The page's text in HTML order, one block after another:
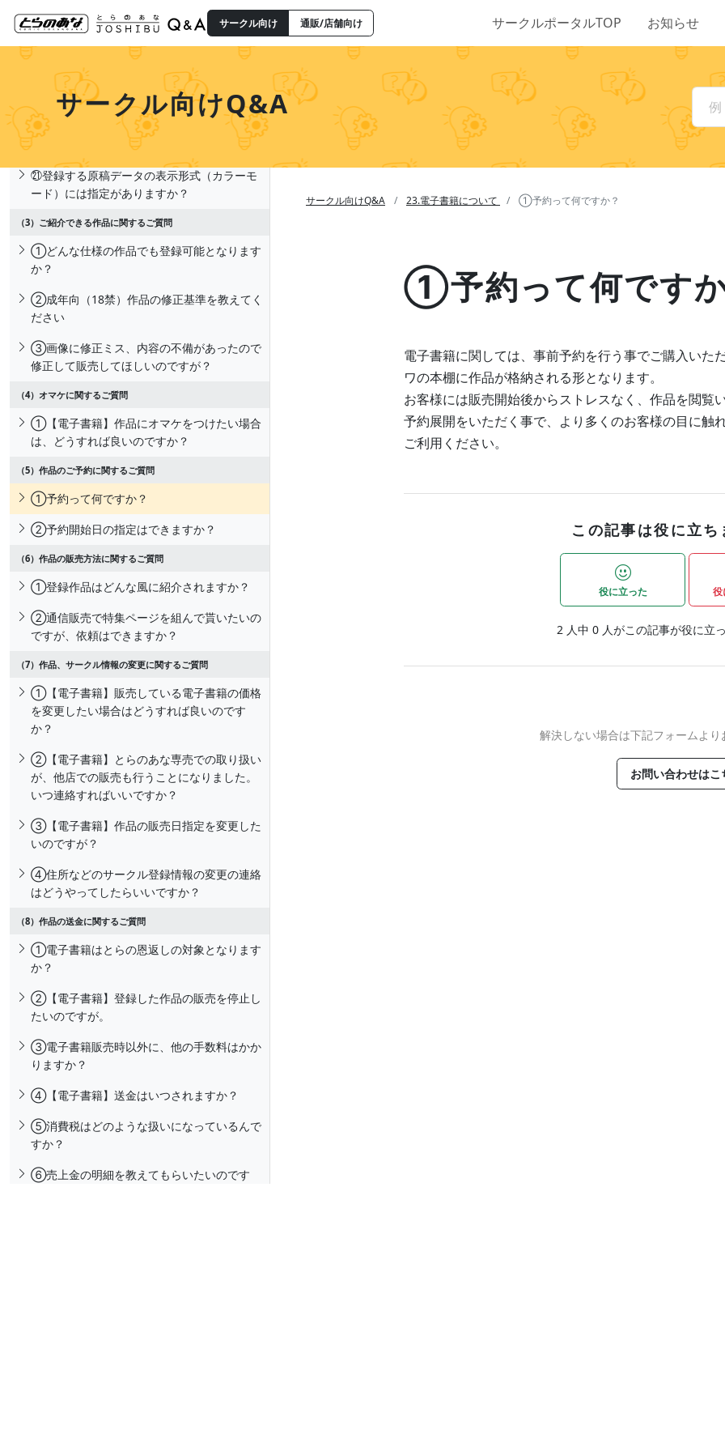
サークル向け 通販/店舗向け サークルポータルTOP お知らせ
サークル向けQ&A
⑰セット割引で設定できる値引き金額に、上
限はありますか？
⑱電子書籍の金額設定に、下限はあります
⑲シリーズとは何でしょうか？
⑳作品のキーワードとは何の事でしょうか？
㉑登録する原稿データの表示形式（カラーモ
ード）には指定がありますか？
（3）ご紹介できる作品に関するご質問
①どんな仕様の作品でも登録可能となります
か？
②成年向（18禁）作品の修正基準を教えてく
ださい
③画像に修正ミス、内容の不備があったので
修正して販売してほしいのですが？
（4）オマケに関するご質問
①【電子書籍】作品にオマケをつけたい場合
は、どうすれば良いのですか？
（5）作品のご予約に関するご質問
①予約って何ですか？
②予約開始日の指定はできますか？
（6）作品の販売方法に関するご質問
①登録作品はどんな風に紹介されますか？
②通信販売で特集ページを組んで貰いたいの
ですが、依頼はできますか？
（7）作品、サークル情報の変更に関するご質問
①【電子書籍】販売している電子書籍の価格
を変更したい場合はどうすれば良いのです
か？
②【電子書籍】とらのあな専売での取り扱い
が、他店での販売も行うことになりました。
いつ連絡すればいいですか？
③【電子書籍】作品の販売日指定を変更した
いのですが？
④住所などのサークル登録情報の変更の連絡
はどうやってしたらいいですか？
（8）作品の送金に関するご質問
①電子書籍はとらの恩返しの対象となります
か？
②【電子書籍】登録した作品の販売を停止し
たいのですが。
③電子書籍販売時以外に、他の手数料はかか
りますか？
④【電子書籍】送金はいつされますか？
⑤消費税はどのような扱いになっているんで
すか？
➅売上金の明細を教えてもらいたいのです
サークル向けQ&A 23.電子書籍について ①予約って何ですか？
①予約って何です
電子書籍に関しては、事前予約を行う事でご購入いた
ワの本棚に作品が格納される形となります。
お客様には販売開始後からストレスなく、作品を閲覧
予約展開をいただく事で、より多くのお客様の目に触
ご利用ください。
この記事は役に立ち
役に立った 役
2 人中 0 人がこの記事が役に立
解決しない場合は下記フォームよ
お問い合わせはこ